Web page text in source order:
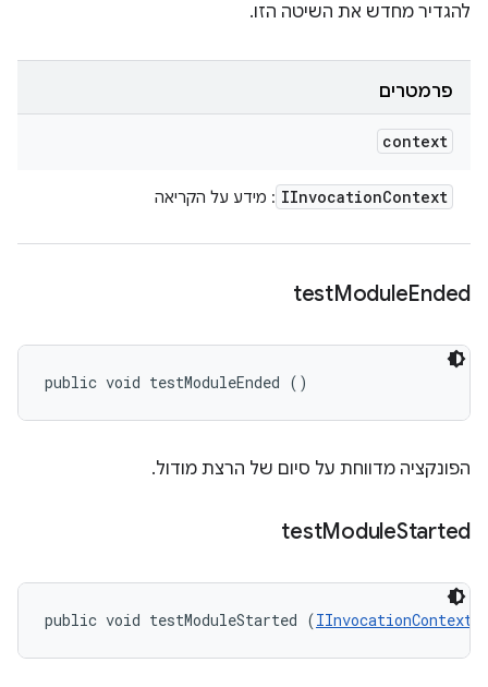
להגדיר מחדש את השיטה הזו.
פרמטרים
context
IInvocationContext : מידע על הקריאה
testModuleEnded
public void testModuleEnded ()
הפונקציה מדווחת על סיום של הרצת מודול.
testModuleStarted
public void testModuleStarted (IInvocationContext